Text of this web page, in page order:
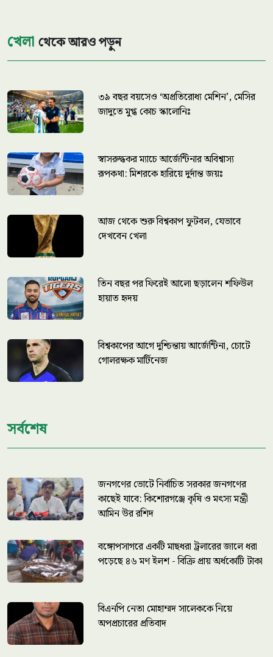
খেলা থেকে আরও পড়ুন
৩৯ বছর বয়সেও ‘অপ্রতিরোধ্য মেশিন’, মেসির
জাদুতে মুগ্ধ কোচ স্কালোনিঃ
স্বাসরুদ্ধকর ম্যাচে আর্জেন্টিনার অবিশ্বাস্য
রূপকথা: মিশরকে হারিয়ে দুর্দান্ত জয়ঃ
আজ থেকে শুরু বিশ্বকাপ ফুটবল, যেভাবে
দেখবেন খেলা
তিন বছর পর ফিরেই আলো ছড়ালেন শফিউল
হায়াত হৃদয়
বিশ্বকাপের আগে দুশ্চিন্তায় আর্জেন্টিনা, চোটে
গোলরক্ষক মার্টিনেজ
সর্বশেষ
জনগণের ভোটে নির্বাচিত সরকার জনগণের
কাছেই যাবে: কিশোরগঞ্জে কৃষি ও মৎস্য মন্ত্রী
আমিন উর রশিদ
বঙ্গোপসাগরে একটি মাছধরা ট্রলারের জালে ধরা
পড়েছে ৪৬ মণ ইলশ - বিক্রি প্রায় অর্ধকোটি টাকা
বিএনপি নেতা মোহাম্মদ সালেককে নিয়ে
অপপ্রচারের প্রতিবাদ